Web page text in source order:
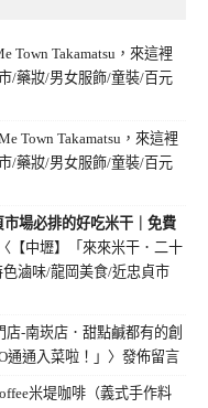
Town Takamatsu，來這裡
/藥妝/男女服飾/童裝/百元
Town Takamatsu，來這裡
/藥妝/男女服飾/童裝/百元
場必排的好吃米干｜免費
【中壢】「來來米干．二十
滷味/龍岡美食/近忠貞市
店-南崁店．甜點鹹都有的創
通入菜啦！」 〉發佈留言
米堤咖啡（義式手作料